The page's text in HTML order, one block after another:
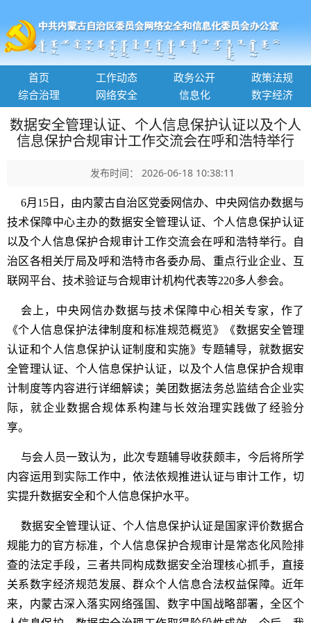
首页 工作动态 政务公开
政策法规
综合治理
网络安全 信息化 数字经济
数据安全管理认证、个人信息保护认证以及个人
信息保护合规审计工作交流会在呼和浩特举行
发布时间： 2026-06-18 10:38:11
6月15日，由内蒙古自治区党委网信办、中央网信办数据与
技术保障中心主办的数据安全管理认证、个人信息保护认证
以及个人信息保护合规审计工作交流会在呼和浩特举行。自
治区各相关厅局及呼和浩特市各委办局、重点行业企业、互
联网平台、技术验证与合规审计机构代表等220多人参会。
会上，中央网信办数据与技术保障中心相关专家，作了
《个人信息保护法律制度和标准规范概览》《数据安全管理
认证和个人信息保护认证制度和实施》专题辅导，就数据安
全管理认证、个人信息保护认证，以及个人信息保护合规审
计制度等内容进行详细解读；美团数据法务总监结合企业实
际，就企业数据合规体系构建与长效治理实践做了经验分
享。
与会人员一致认为，此次专题辅导收获颇丰，今后将所学
内容运用到实际工作中，依法依规推进认证与审计工作，切
实提升数据安全和个人信息保护水平。
数据安全管理认证、个人信息保护认证是国家评价数据合
规能力的官方标准，个人信息保护合规审计是常态化风险排
查的法定手段，三者共同构成数据安全治理核心抓手，直接
关系数字经济规范发展、群众个人信息合法权益保障。近年
来，内蒙古深入落实网络强国、数字中国战略部署，全区个